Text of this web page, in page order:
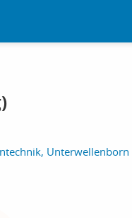
Unterwellenborn